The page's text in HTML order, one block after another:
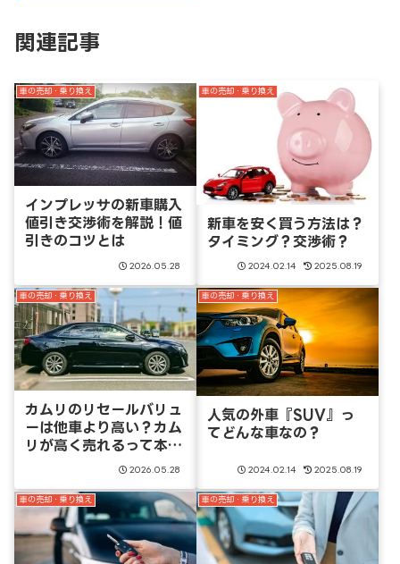
関連記事
車の売却・乗り換え
インプレッサの新車購入
値引き交渉術を解説！値
引きのコツとは
2026.05.28
車の売却・乗り換え
新車を安く買う方法は？
タイミング？交渉術？
2024.02.14 2025.08.19
車の売却・乗り換え
カムリのリセールバリュ
ーは他車より高い？カム
リが高く売れるって本
2026.05.28
車の売却・乗り換え
人気の外車『SUV』っ
てどんな車なの？
2024.02.14 2025.08.19
車の売却・乗り換え 車の売却・乗り換え